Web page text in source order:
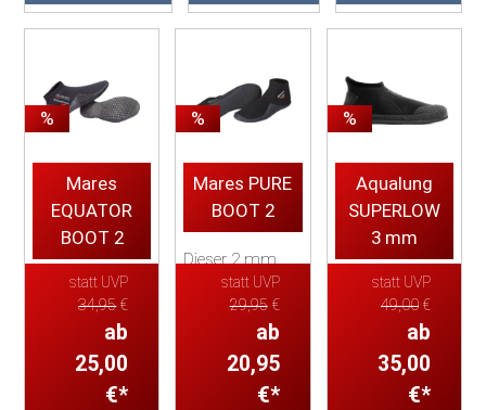
• Neopren 3 mm,
mit
und k...
Sohlen
%
Mares
EQUATOR
BOOT 2
Mares 2mm
Neopren-
Füßlinge mit
niedrigem
Schaft und guter
statt UVP
34,95€
ab
25,00
€*
%
Mares PURE
BOOT 2
Dieser 2 mm
Neoprenschuh
eignet sich
sowohl zum
Schnorcheln und
Schwimmen
statt UVP
29,95€
ab
20,95
€*
%
Aqualung
SUPERLOW
3 mm
Dieser flache
Füßling zum
Reinschlüpfen
aus 3 mm
statt UVP
49,00€
ab
35,00
€*